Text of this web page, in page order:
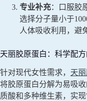
专业补充：口服胶
选择分子量小于
人体吸收利用，避
天丽胶原蛋白：科学配
针对现代女性需求， 天
将胶原蛋白分解为易吸
质酸和多种维生素，实